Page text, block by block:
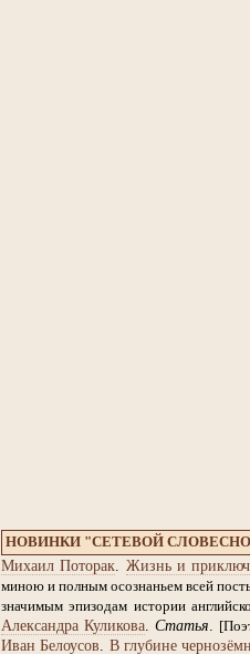
НОВИНКИ "СЕТЕВОЙ
Михаил Поторак. Жизнь и
миною и полным осознаньем всей
значимым эпизодам истории
Александра Куликова.Статья.
Иван Белоусов. В глубине